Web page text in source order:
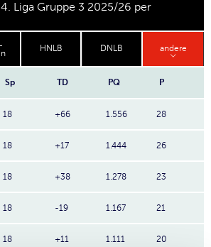
Liga Gruppe 3 2025/26 per
HNLB DNLB andere
Sp TD PQ P
18 +66 1.556 28
18 +17 1.444 26
18 +38 1.278 23
18 -19 1.167 21
18 +11 1.111 20